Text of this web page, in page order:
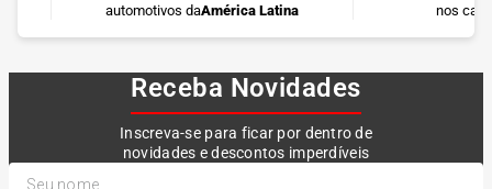
automotivos daAmérica Latina nos
Receba Novidades
Inscreva-se para ficar por dentro de
novidades e descontos imperdíveis